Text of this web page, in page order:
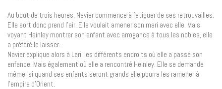
Au bout de trois heures, Navier commence à fatiguer de ses retrouvailles.
Elle sort donc prend l’air. Elle voulait amener son mari avec elle. Mais
voyant Heinley montrer son enfant avec arrogance à tous les nobles, elle
a préféré le laisser.
Navier explique alors à Lari, les différents endroits où elle a passé son
enfance. Mais également où elle a rencontré Heinley. Elle se demande
même, si quand ses enfants seront grands elle pourra les ramener à
l’empire d’Orient.